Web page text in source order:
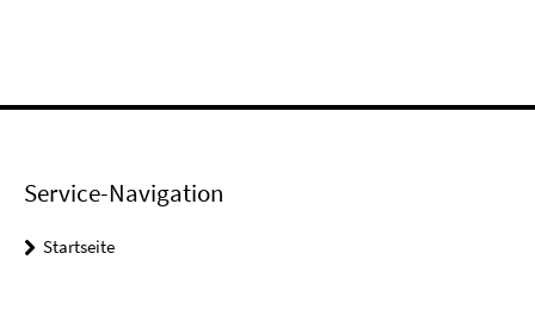
Service-Navigation
Startseite